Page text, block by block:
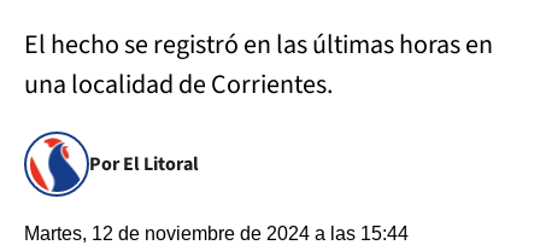
El hecho se registró en las últimas horas en
una localidad de Corrientes.
Por El Litoral
Martes, 12 de noviembre de 2024 a las 15:44